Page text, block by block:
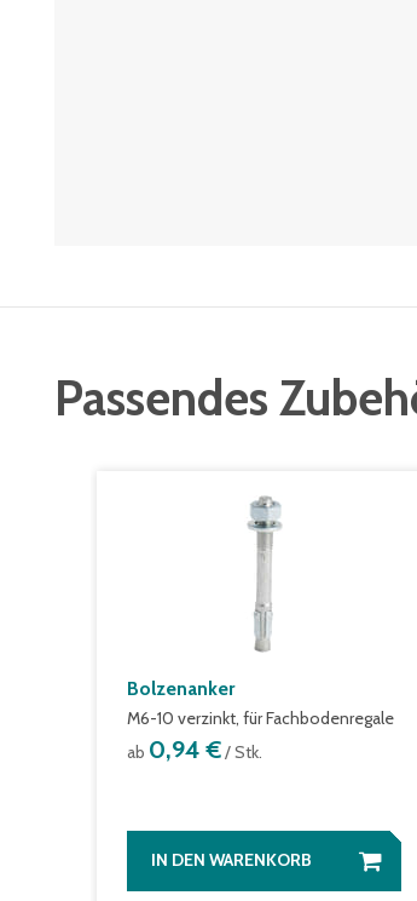
Passendes
Bolzenanker
M6-10 verzinkt, für Fachbodenregale
ab 0,94 €/ Stk.
IN DEN WARENKORB